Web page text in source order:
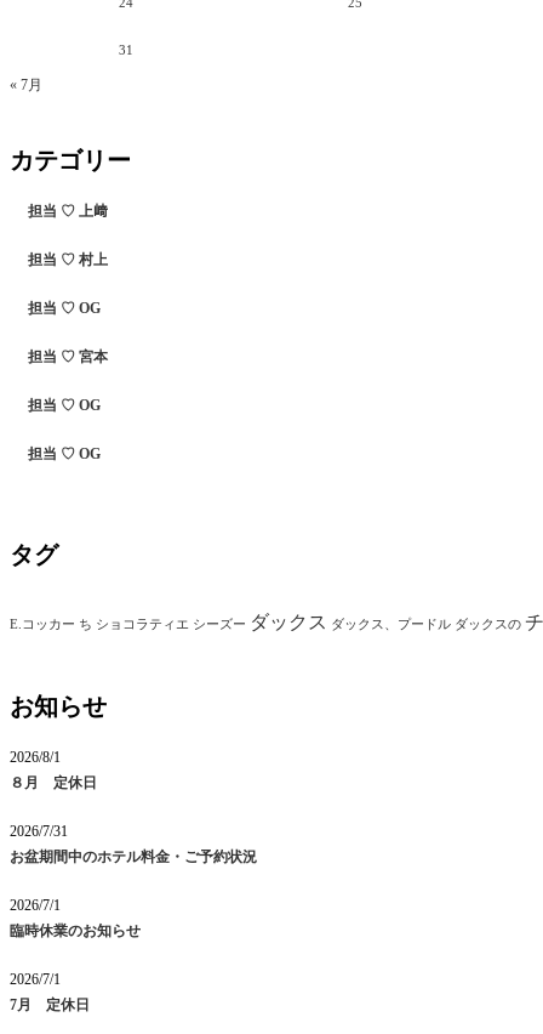
31
« 7月
カテゴリー
担当 ♡ 上﨑
担当 ♡ 村上
担当 ♡ OG
担当 ♡ 宮本
担当 ♡ OG
担当 ♡ OG
タグ
E.コッカー ち ショコラティエ シーズー ダックス ダックス、プードル ダックスの
お知らせ
2026/8/1
８月 定休日
2026/7/31
お盆期間中のホテル料金・ご予約状況
2026/7/1
臨時休業のお知らせ
2026/7/1
7月 定休日